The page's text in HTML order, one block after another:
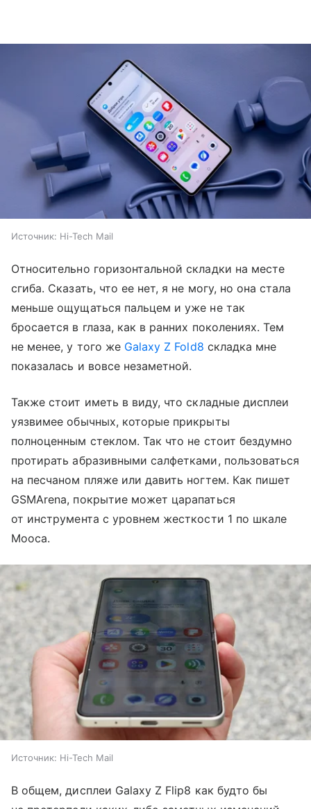
Источник: Hi-Tech Mail
Относительно горизонтальной складки на месте
сгиба. Сказать, что ее нет, я не могу, но она стала
меньше ощущаться пальцем и уже не так
бросается в глаза, как в ранних поколениях. Тем
не менее, у того же Galaxy Z Fold8 складка мне
показалась и вовсе незаметной.
Также стоит иметь в виду, что складные дисплеи
уязвимее обычных, которые прикрыты
полноценным стеклом. Так что не стоит бездумно
протирать абразивными салфетками, пользоваться
на песчаном пляже или давить ногтем. Как пишет
GSMArena, покрытие может царапаться
от инструмента с уровнем жесткости 1 по шкале
Мооса.
Источник: Hi-Tech Mail
В общем, дисплеи Galaxy Z Flip8 как будто бы